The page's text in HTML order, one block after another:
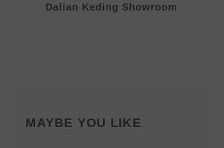
Dalian Keding Showroom
MAYBE YOU LIKE